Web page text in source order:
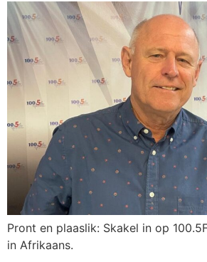
Pront en plaaslik: Skakel in op
in Afrikaans.